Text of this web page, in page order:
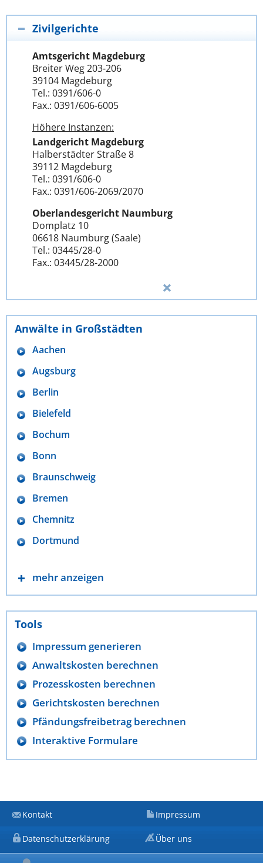
Zivilgerichte
Amtsgericht Magdeburg
Breiter Weg 203-206
39104 Magdeburg
Tel.: 0391/606-0
Fax.: 0391/606-6005
Höhere Instanzen:
Landgericht Magdeburg
Halberstädter Straße 8
39112 Magdeburg
Tel.: 0391/606-0
Fax.: 0391/606-2069/2070
Oberlandesgericht Naumburg
Domplatz 10
06618 Naumburg (Saale)
Tel.: 03445/28-0
Fax.: 03445/28-2000
Anwälte in Großstädten
Aachen
Augsburg
Berlin
Bielefeld
Bochum
Bonn
Braunschweig
Bremen
Chemnitz
Dortmund
mehr anzeigen
Tools
Impressum generieren
Anwaltskosten berechnen
Prozesskosten berechnen
Gerichtskosten berechnen
Pfändungsfreibetrag berechnen
Interaktive Formulare
Kontakt Impressum
Datenschutzerklärung Über uns